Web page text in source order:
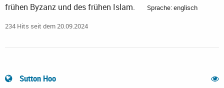
frühen Byzanz und des frühen Islam.
Sprache: englisch
234 Hits seit dem 20.09.2024
Sutton Hoo